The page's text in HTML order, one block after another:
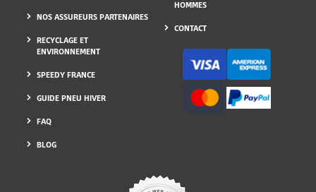
NOS ASSUREURS PARTENAIRES
RECYCLAGE ET
ENVIRONNEMENT
SPEEDY FRANCE
GUIDE PNEU HIVER
FAQ
BLOG
HOMMES
CONTACT